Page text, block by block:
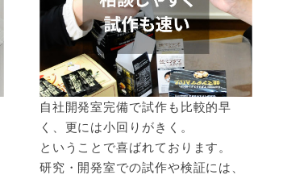
自社開発室完備で試作も比較的早
く、更には小回りがきく。
ということで喜ばれております。
研究・開発室での試作や検証には、